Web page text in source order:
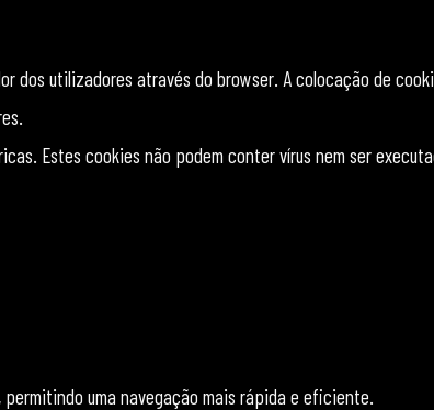
dos utilizadores através do browser. A colocação de
Estes cookies não podem conter vírus nem ser
uma navegação mais rápida e eficiente.